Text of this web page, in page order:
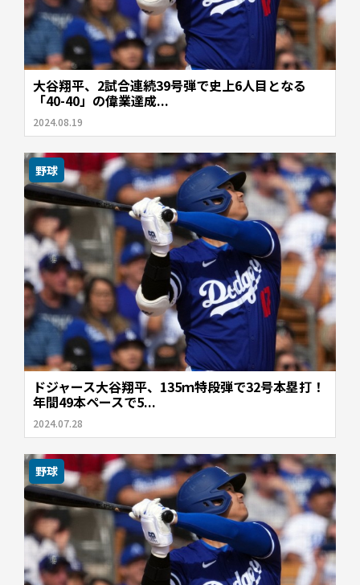
大谷翔平、2試合連続39号弾で史上6人目となる
「40-40」の偉業達成...
2024.08.19
野球
ドジャース大谷翔平、135ｍ特段弾で32号本塁打！
年間49本ペースで5...
2024.07.28
野球